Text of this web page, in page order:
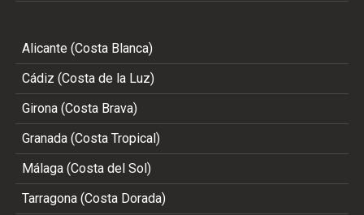
Alicante (Costa Blanca)
Cádiz (Costa de la Luz)
Girona (Costa Brava)
Granada (Costa Tropical)
Málaga (Costa del Sol)
Tarragona (Costa Dorada)